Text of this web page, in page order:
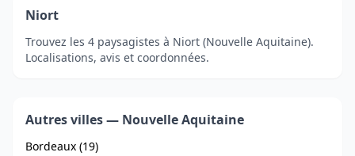
Niort
Trouvez les 4 paysagistes à Niort (Nouvelle Aquitaine).
Localisations, avis et coordonnées.
Autres villes — Nouvelle Aquitaine
Bordeaux (19)